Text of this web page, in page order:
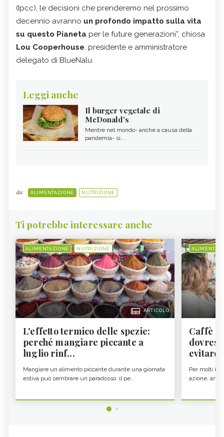
(Ipcc), le decisioni che prenderemo nel prossimo
decennio avranno un profondo impatto sulla vita
su questo Pianeta per le future generazioni”, chiosa
Lou Cooperhouse, presidente e amministratore
delegato di BlueNalu.
Leggi anche
Il burger vegetale di
McDonald's
Mentre nel mondo- anche a causa della
pandemia- si...
da: ALIMENTAZIONE NUTRIZIONE
Ti potrebbe interessare anche
ALIMENTAZIONE NUTRIZIONE
ARTICOLO
L'effetto termico delle spezie:
perché mangiare piccante a
luglio rinf...
Mangiare un alimento piccante durante una giornata
estiva può sembrare un paradosso: il pe...
Caffè
evitare
Per molti il
azione,